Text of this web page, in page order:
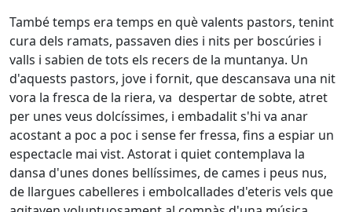
També temps era temps en què valents pastors, tenint
cura dels ramats, passaven dies i nits per boscúries i
valls i sabien de tots els recers de la muntanya. Un
d'aquests pastors, jove i fornit, que descansava una nit
vora la fresca de la riera, va despertar de sobte, atret
per unes veus dolcíssimes, i embadalit s'hi va anar
acostant a poc a poc i sense fer fressa, fins a espiar un
espectacle mai vist. Astorat i quiet contemplava la
dansa d'unes dones bellíssimes, de cames i peus nus,
de llargues cabelleres i embolcallades d'eteris vels que